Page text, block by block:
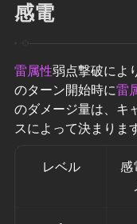
感電
雷属性弱点撃破によ
のターン開始時に雷
のダメージ量は、キ
スによって決まりま
レベル
感